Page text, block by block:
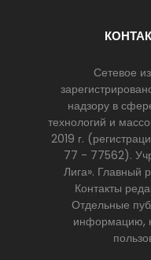
Сетевое
надзору в
технологий и
2019 г.
77 - 77562).
Лига». Главный
Контакты
Отдельные
информацию,